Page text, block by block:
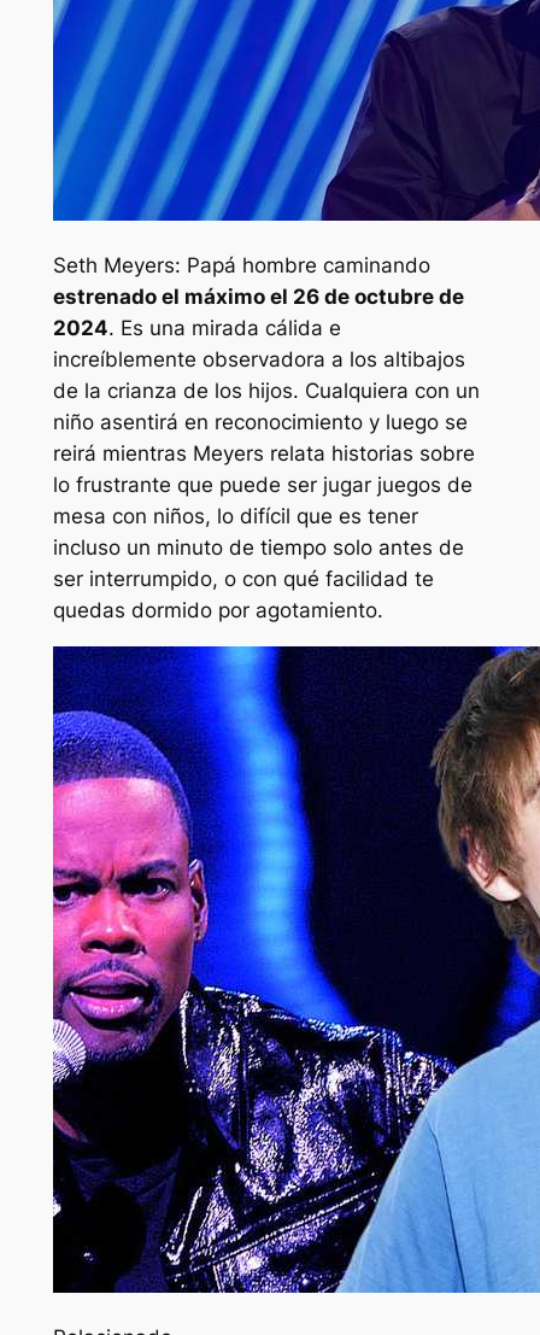
Seth Meyers: Papá hombre caminando
estrenado el máximo el 26 de octubre de
2024. Es una mirada cálida e
increíblemente observadora a los altibajos
de la crianza de los hijos. Cualquiera con un
niño asentirá en reconocimiento y luego se
reirá mientras Meyers relata historias sobre
lo frustrante que puede ser jugar juegos de
mesa con niños, lo difícil que es tener
incluso un minuto de tiempo solo antes de
ser interrumpido, o con qué facilidad te
quedas dormido por agotamiento.